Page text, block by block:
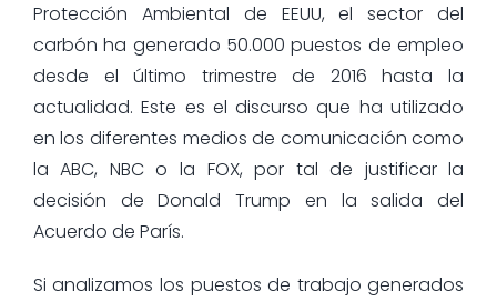
Protección Ambiental de EEUU, el sector del
carbón ha generado 50.000 puestos de empleo
desde el último trimestre de 2016 hasta la
actualidad. Este es el discurso que ha utilizado
en los diferentes medios de comunicación como
la ABC, NBC o la FOX, por tal de justificar la
decisión de Donald Trump en la salida del
Acuerdo de París.
Si analizamos los puestos de trabajo generados